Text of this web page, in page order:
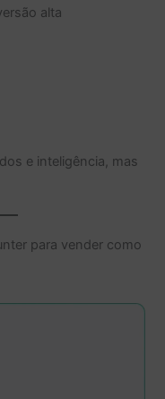
alta
e inteligência, mas
para vender como